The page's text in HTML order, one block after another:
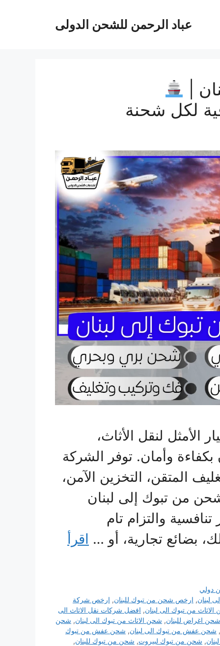
عباد الرحمن للشحن الدولى
|
الأمثل لنقل الأثاث،
بكفاءة وأمان. توفر الشركة
المتقن، التخزين الآمن،
من تبوك إلى لبنان
والتزام تام
بضائع تجارية، أو … اقرأ
دولي
لبنان, ارخص شحن من تبوك للبنان, ارخص شركة
من تبوك الى لبنان, افضل شركات نقل الاثاث الى
شحن اغراض للبنان, شحن الاثاث من تبوك الى لبنان, شحن
, شحن عفش من تبوك الى لبنان, شحن عفش من تبوك
, شحن من تبوك لبيروت, شحن من تبوك للبنان,